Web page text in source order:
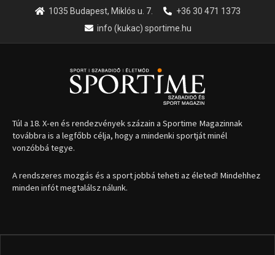
1035 Budapest, Miklós u. 7.
+36 30 471 1373
info (kukac) sportime.hu
Túl a 18. X-en és rendezvények százain a Sportime Magazinnak
továbbra is a legfőbb célja, hogy a mindenki sportját minél
vonzóbbá tegye.
A rendszeres mozgás és a sport jobbá teheti az életed! Mindehhez
minden infót megtalálsz nálunk.